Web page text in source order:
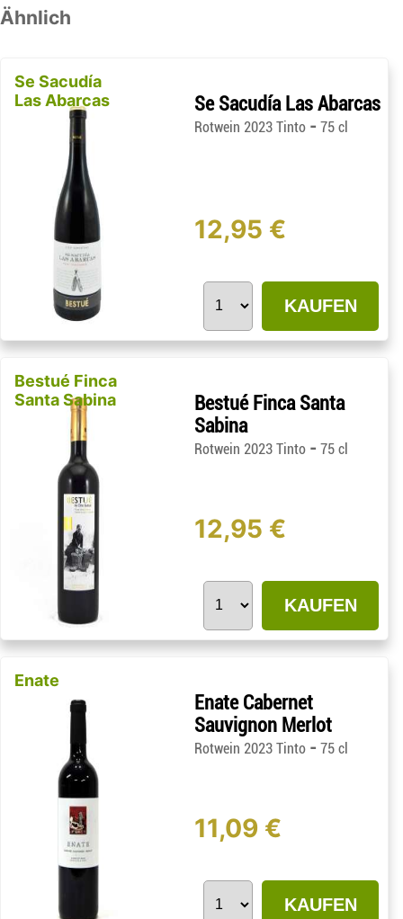
Ähnlich
Se Sacudía
Las Abarcas
Se Sacudía Las Abarcas
Rotwein 2023 Tinto -75 cl
12,95 €
KAUFEN
Bestué Finca
Santa Sabina
Bestué Finca Santa
Sabina
Rotwein 2023 Tinto -75 cl
12,95 €
KAUFEN
Enate
Enate Cabernet
Sauvignon Merlot
Rotwein 2023 Tinto -75 cl
11,09 €
KAUFEN